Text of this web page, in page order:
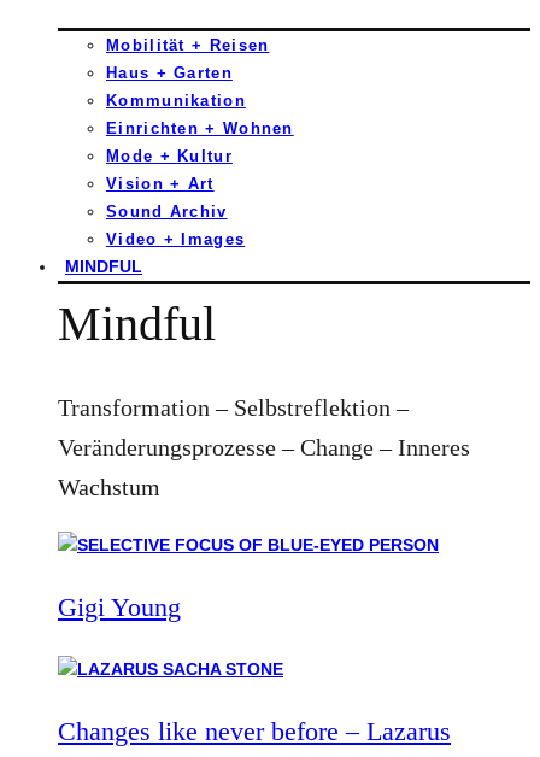
Mobilität + Reisen
Haus + Garten
Kommunikation
Einrichten + Wohnen
Mode + Kultur
Vision + Art
Sound Archiv
Video + Images
MINDFUL
Mindful
Transformation – Selbstreflektion –
Veränderungsprozesse – Change – Inneres
Wachstum
Gigi Young
Changes like never before – Lazarus